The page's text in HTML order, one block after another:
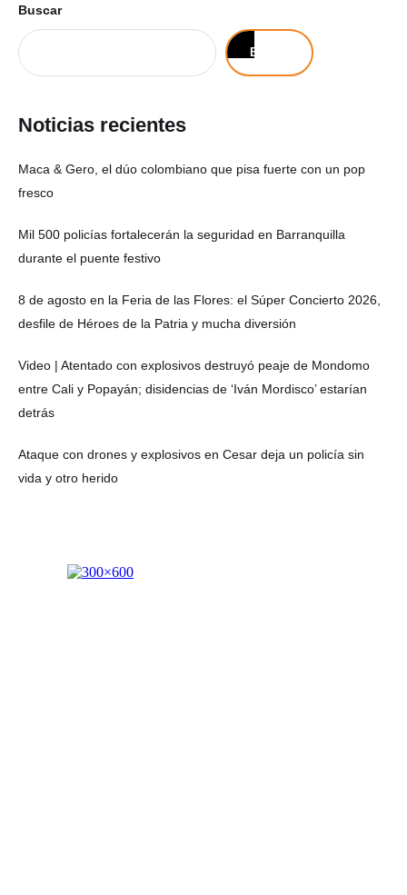
Buscar
Buscar
Noticias recientes
Maca & Gero, el dúo colombiano que pisa fuerte con un pop
fresco
Mil 500 policías fortalecerán la seguridad en Barranquilla
durante el puente festivo
8 de agosto en la Feria de las Flores: el Súper Concierto 2026,
desfile de Héroes de la Patria y mucha diversión
Video | Atentado con explosivos destruyó peaje de Mondomo
entre Cali y Popayán; disidencias de ‘Iván Mordisco’ estarían
detrás
Ataque con drones y explosivos en Cesar deja un policía sin
vida y otro herido